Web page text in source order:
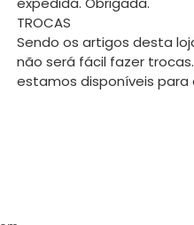
TROCAS
Sendo os artigos desta
não será fácil fazer
estamos disponíveis para